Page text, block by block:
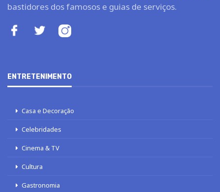
bastidores dos famosos e guias de serviços.
ENTRETENIMENTO
Casa e Decoração
Celebridades
Cinema & TV
Cultura
Gastronomia